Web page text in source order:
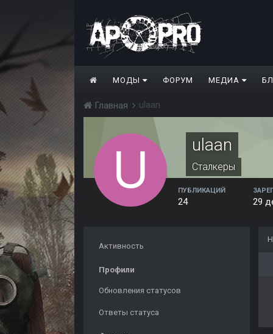
МОДЫ ФОРУМ МЕДИА
Главная ulaan
ulaan
Сталкеры
ПУБЛИКАЦИЙ
24 29
Активность
Профили
Обновления статусов
Ответы статуса